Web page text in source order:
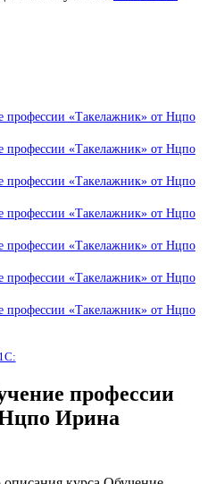
профессии «Такелажник» от Нцпо
профессии «Такелажник» от Нцпо
профессии «Такелажник» от Нцпо
профессии «Такелажник» от Нцпо
профессии «Такелажник» от Нцпо
профессии «Такелажник» от Нцпо
профессии «Такелажник» от Нцпо
профессии
Ирина